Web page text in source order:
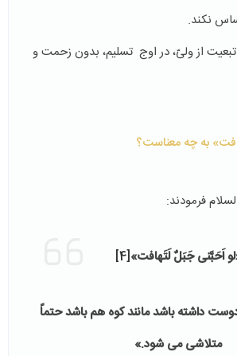
نکند.
از ولیّ، در اوج تسلیم، بدون زحمت و
به چه معناست؟
فرمودند:
اَحَبَّنی جَبَلٌ لَتَهافت»[4]
داشته باشد مانند کوه هم باشد حتماً
متلاشی می شود.»